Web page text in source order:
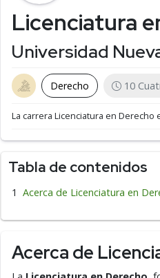
Licenciatura
Universidad
Derecho 10
La carrera Licenciatura en Derecho
Tabla de contenidos
Acerca de Licenciatura en
Acerca de